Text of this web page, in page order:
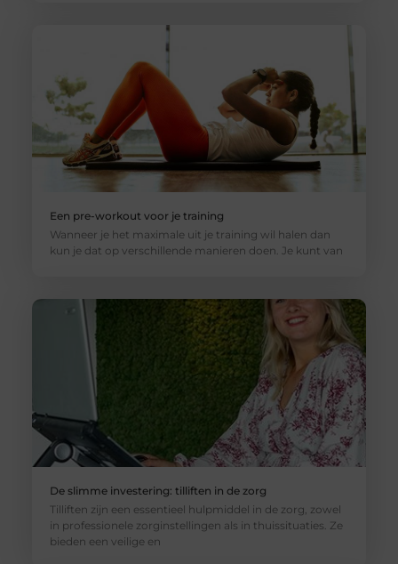
Een pre-workout voor je training
Wanneer je het maximale uit je training wil halen dan
kun je dat op verschillende manieren doen. Je kunt van
De slimme investering: tilliften in de zorg
Tilliften zijn een essentieel hulpmiddel in de zorg, zowel
in professionele zorginstellingen als in thuissituaties. Ze
bieden een veilige en